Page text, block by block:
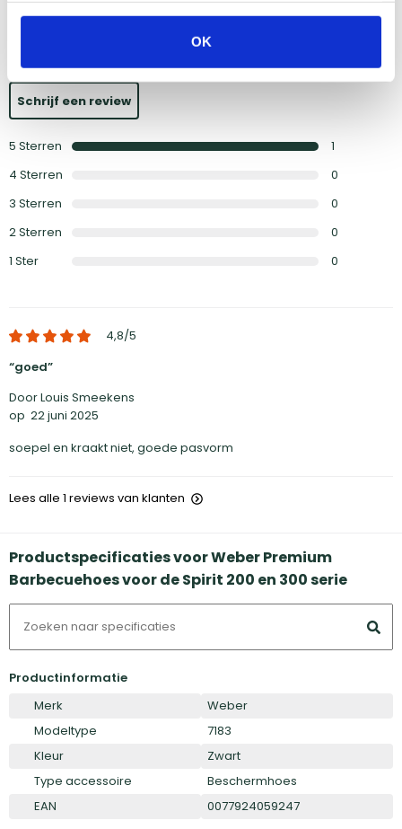
OK
Schrijf een review
5 Sterren
1
4 Sterren
0
3 Sterren
0
2Sterren
0
1 Ster 0
4,8/5
goed
Door Louis Smeekens
op 22 juni 2025
soepel en kraakt niet, goede pasvorm
Lees alle 1 reviews van klanten
Productspecificaties voor Weber Premium
Barbecuehoes voor de Spirit 200 en 300 serie
Productinformatie
Merk
Weber
Modeltype
7183
Kleur
Zwart
Type accessoire
Beschermhoes
EAN
0077924059247